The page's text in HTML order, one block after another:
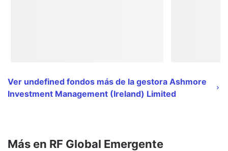
Ver undefined fondos más de la gestora Ashmore
Investment Management (Ireland) Limited
Más en RF Global Emergente